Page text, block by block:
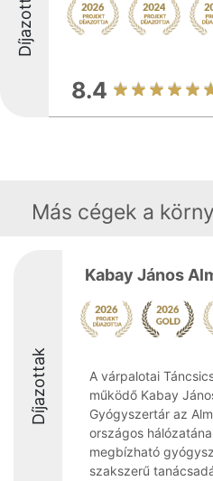
Díjazottak
8.4
Más cégek a
Díjazottak
Kabay János
A várpalotai
működő Kabay
Gyógyszertár az
országos
megbízható
szakszerű